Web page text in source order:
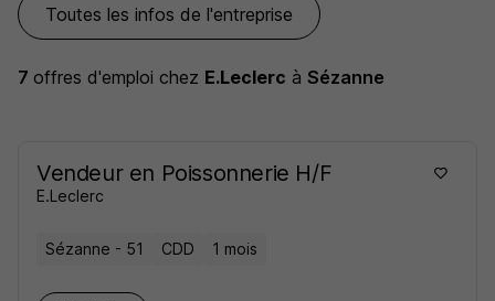
Toutes les infos de l'entreprise
7 offres d'emploi chez E.Leclerc à Sézanne
Vendeur en Poissonnerie H/F
E.Leclerc
Sézanne - 51 CDD 1 mois